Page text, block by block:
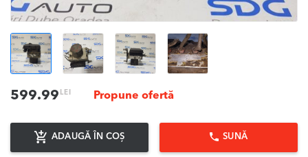
599.99 LEI Propune ofertă
ADAUGĂ ÎN COȘ SUNĂ